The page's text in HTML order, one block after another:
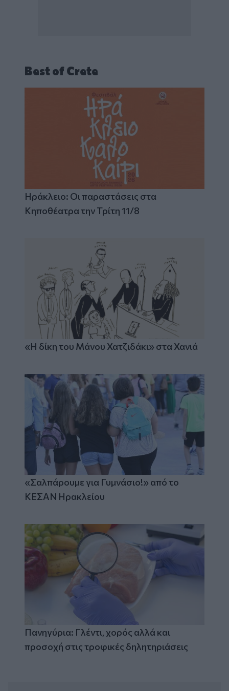
Best of Crete
Ηράκλειο: Οι παραστάσεις στα
Κηποθέατρα την Τρίτη 11/8
«Η δίκη του Μάνου Χατζιδάκι» στα Χανιά
«Σαλπάρουμε για Γυμνάσιο!» από το
ΚΕΣΑΝ Ηρακλείου
Πανηγύρια: Γλέντι, χορός αλλά και
προσοχή στις τροφικές δηλητηριάσεις